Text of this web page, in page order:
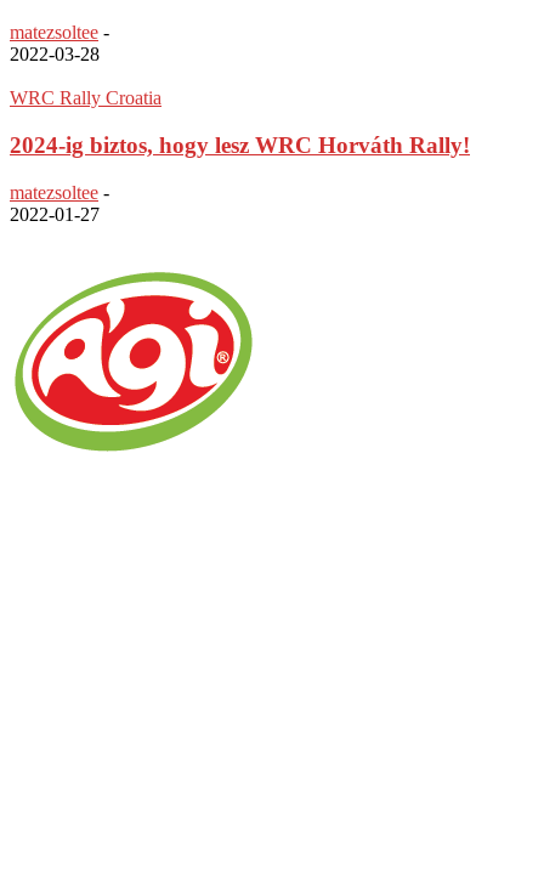
matezsoltee -
2022-03-28
WRC Rally Croatia
2024-ig biztos, hogy lesz WRC Horváth Rally!
matezsoltee -
2022-01-27